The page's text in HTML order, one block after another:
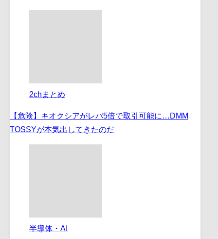
2chまとめ
【危険】キオクシアがレバ5倍で取引可能に…DMM
TOSSYが本気出してきたのだ
半導体・AI